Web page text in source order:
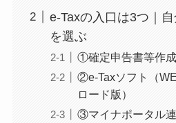
e-Taxの入口は3つ｜
を選ぶ
①確定申告書等作
②e-Taxソフト（
ロード版）
③マイナポータル